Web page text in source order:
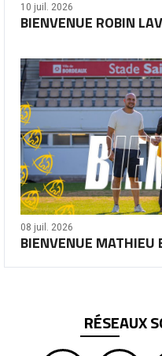
10 juil. 2026
BIENVENUE ROBIN
08 juil. 2026
BIENVENUE MATHIEU
RÉSEAUX